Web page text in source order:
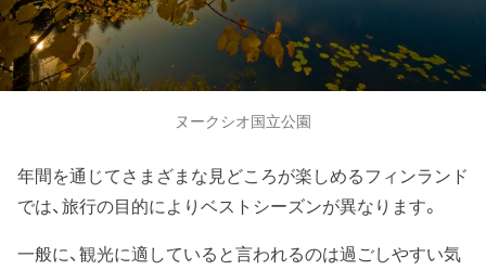
ヌークシオ国立公園
年間を通じてさまざまな見どころが楽しめるフィンランド
では、旅行の目的によりベストシーズンが異なります。
一般に、観光に適していると言われるのは過ごしやすい気